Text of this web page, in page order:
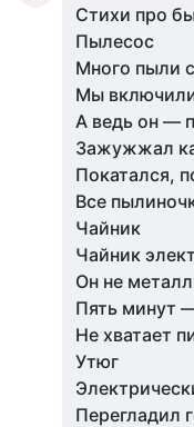
Стихи про
Пылесос
Много пыли
Мы
А ведь он —
Зажужжал
Покатался,
Все
Чайник
Чайник
Он не
Пять минут
Не хватает
Утюг
Перегладил